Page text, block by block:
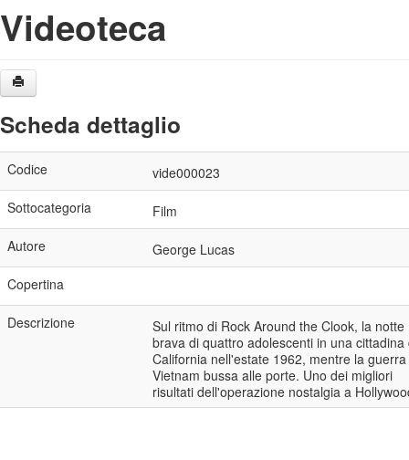
Videoteca
Scheda dettaglio
Codice
vide000023
Sottocategoria
Film
Autore
George Lucas
Copertina
Descrizione
Sul ritmo di Rock Around the Clook, la notte
brava di quattro adolescenti in una cittadina
California nell'estate 1962, mentre la
Vietnam bussa alle porte. Uno dei migliori
risultati dell'operazione nostalgia a